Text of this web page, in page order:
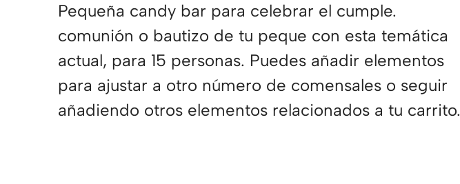
Pequeña candy bar para celebrar el cumple.
comunión o bautizo de tu peque con esta temática
actual, para 15 personas. Puedes añadir elementos
para ajustar a otro número de comensales o seguir
añadiendo otros elementos relacionados a tu carrito.